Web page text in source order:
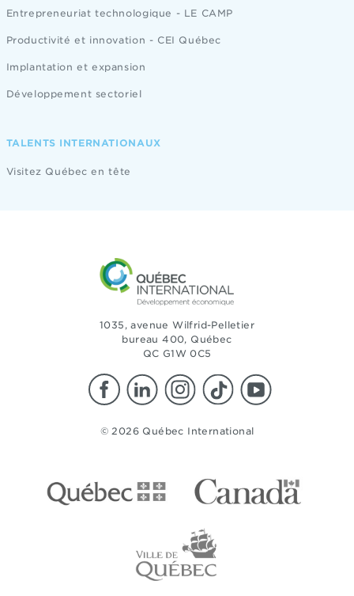
Entrepreneuriat technologique - LE CAMP
Productivité et innovation - CEI Québec
Implantation et expansion
Développement sectoriel
TALENTS INTERNATIONAUX
Visitez Québec en tête
1035, avenue Wilfrid-Pelletier
bureau 400, Québec
QC G1W 0C5
© 2026 Québec International